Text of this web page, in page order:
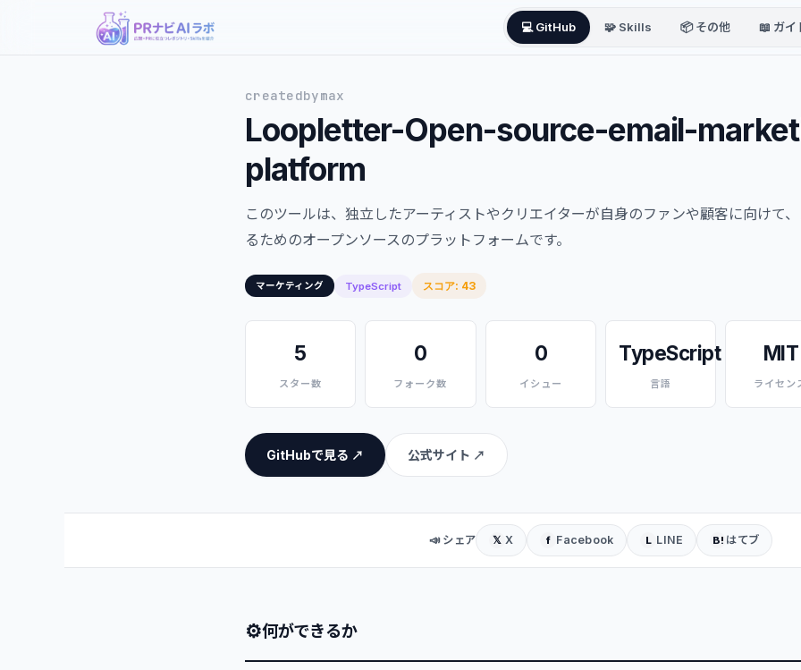
💻 GitHub 🧩 Skills 📦 その他 📖 ガイ
createdbymax
Loopletter-Open-source-email-
platform
このツールは、独立したアーティストやクリエイターが自身のファンや顧客に向けて
るためのオープンソースのプラットフォームです。
マーケティング TypeScript スコア: 43
5
スター数
0
フォーク数
0
イシュー
TypeScript
言語
MIT
ライセン
GitHubで見る ↗ 公式サイト ↗
📣 シェア 𝕏 X f Facebook L LINE B! はてブ
⚙何ができるか